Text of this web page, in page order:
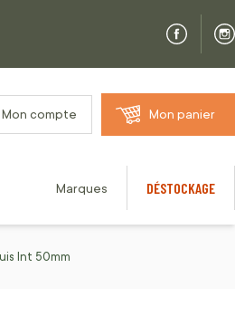
Mon compte Mon panier
Marques DÉSTOCKAGE
Int 50mm